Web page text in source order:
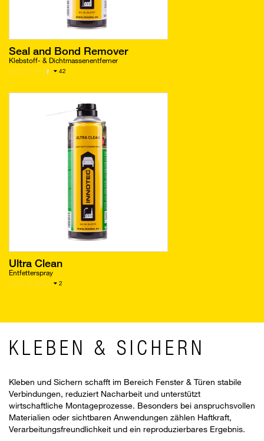
Seal and Bond Remover
Klebstoff- & Dichtmassenentferner
42
Ultra Clean
Entfetterspray
2
KLEBEN & SICHERN
Kleben und Sichern schafft im Bereich Fenster & Türen stabile
Verbindungen, reduziert Nacharbeit und unterstützt
wirtschaftliche Montageprozesse. Besonders bei anspruchsvollen
Materialien oder sichtbaren Anwendungen zählen Haftkraft,
Verarbeitungsfreundlichkeit und ein reproduzierbares Ergebnis.